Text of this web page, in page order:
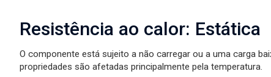
Resistência ao calor: Estática
O componente está sujeito a não carregar ou a uma carga
propriedades são afetadas principalmente pela temperatura.